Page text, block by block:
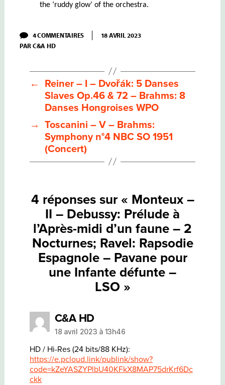
the ‘ruddy glow’ of the orchestra.
4 COMMENTAIRES
MONTEUX
DEBUSSY:
PRÉLUDE
L’APRÈS-
MIDI
FAUNE
–
2
NOCTURNES;
RAVEL:
RAPSODIE
UNE
INFANTE
DÉFUNTE
–
LSO
18 AVRIL 2023
PAR C&A HD
←
Reiner – I – Dvořák: 5 Danses
Slaves Op.46 & 72 – Brahms: 8
Danses Hongroises WPO
→ Toscanini – V – Brahms:
Symphony n°4 NBC SO 1951
(Concert)
4 réponses sur « Monteux –
II – Debussy: Prélude à
l’Après-midi d’un faune – 2
Nocturnes; Ravel: Rapsodie
Espagnole – Pavane pour
une Infante défunte –
LSO »
C&A HDdit :
18 avril 2023 à 13h46
HD / Hi-Res (24 bits/88 KHz):
https://e.pcloud.link/publink/show?
code=kZeYASZYPlbU40KFkX8MAP75drKrf6Dc
ckk